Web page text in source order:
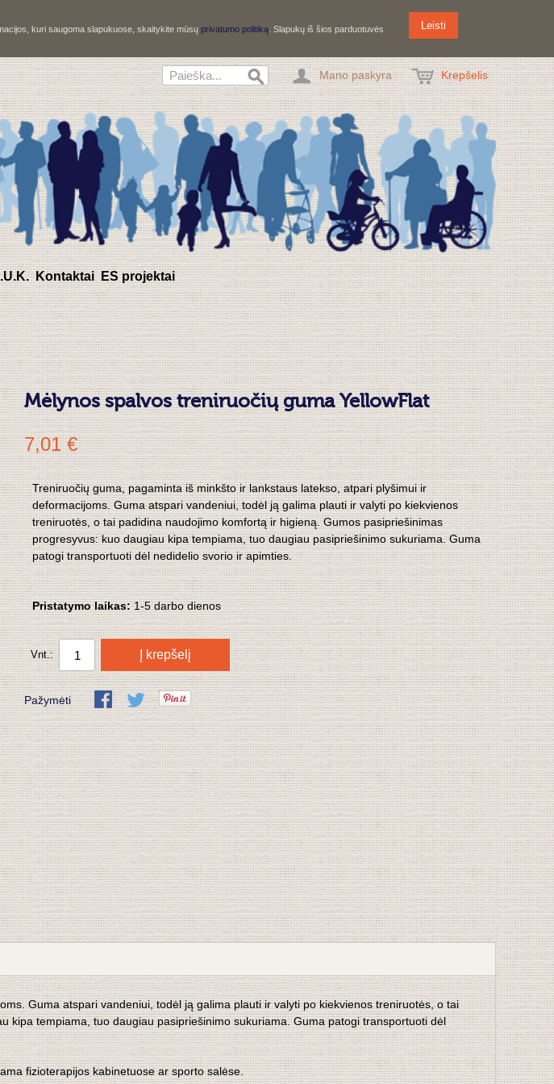
kuri saugoma slapukuose, skaitykite mūsų privatumo politiką . Slapukų iš šios parduotuvės
Leisti
Mano paskyra Krepšelis
Kontaktai ES projektai
Mėlynos spalvos treniruočių guma YellowFlat
7,01 €
Treniruočių guma, pagaminta iš minkšto ir lankstaus latekso, atpari plyšimui ir
deformacijoms. Guma atspari vandeniui, todėl ją galima plauti ir valyti po kiekvienos
treniruotės, o tai padidina naudojimo komfortą ir higieną. Gumos pasipriešinimas
progresyvus: kuo daugiau kipa tempiama, tuo daugiau pasipriešinimo sukuriama. Guma
patogi transportuoti dėl nedidelio svorio ir apimties.
Pristatymo laikas:1-5 darbo dienos
Vnt.: Į krepšelį
Pažymėti
Guma atspari vandeniui, todėl ją galima plauti ir valyti po kiekvienos treniruotės, o tai
tempiama, tuo daugiau pasipriešinimo sukuriama. Guma patogi transportuoti dėl
fizioterapijos kabinetuose ar sporto salėse.